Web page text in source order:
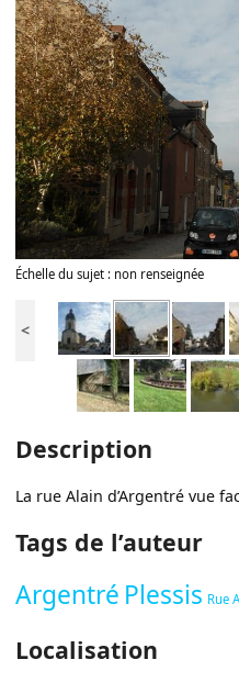
Échelle du sujet : non renseignée
<
Description
La rue Alain d’Argentré vue
Tags de l’auteur
Argentré Plessis Rue
Localisation